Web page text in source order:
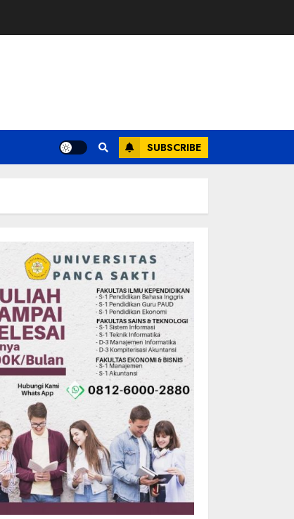
SUBSCRIBE